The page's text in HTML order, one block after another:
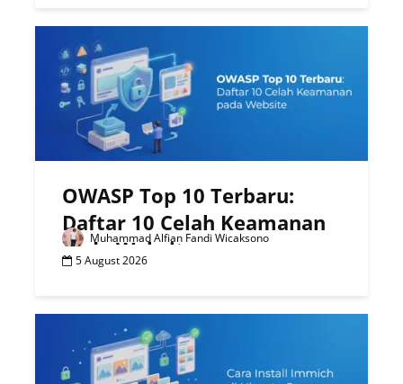
OWASP Top 10 Terbaru:
Daftar 10 Celah Keamanan
pada Website
Muhammad Alfian Fandi Wicaksono
5 August 2026